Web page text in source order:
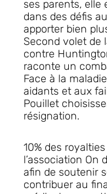
ses parents, elle
dans des défis
apporter bien
Second volet de
contre
raconte un
Face à la
aidants et aux
Pouillet
résignation.
10% des
l’association On
afin de soutenir
contribuer au